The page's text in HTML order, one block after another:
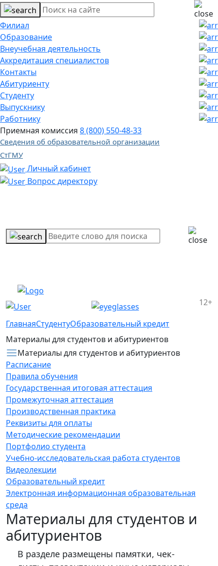
Филиал
Образование
Внеучебная деятельность
Аккредитация специалистов
Контакты
Абитуриенту
Студенту
Выпускнику
Работнику
Приемная комиссия 8 (800) 550-48-33
Сведения об образовательной организации
СтГМУ
Личный кабинет
Вопрос директору
12+
ГлавнаяСтудентуОбразовательный кредит
Материалы для студентов и абитуриентов
Материалы для студентов и абитуриентов
Расписание
Правила обучения
Государственная итоговая аттестация
Промежуточная аттестация
Производственная практика
Реквизиты для оплаты
Методические рекомендации
Портфолио студента
Учебно-исследовательская работа студентов
Видеолекции
Образовательный кредит
Электронная информационная образовательная
среда
Материалы для студентов и
абитуриентов
В разделе размещены памятки, чек-